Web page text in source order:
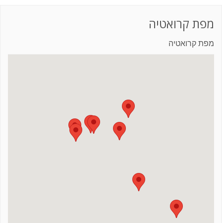
מפת קרואטיה
מפת קרואטיה